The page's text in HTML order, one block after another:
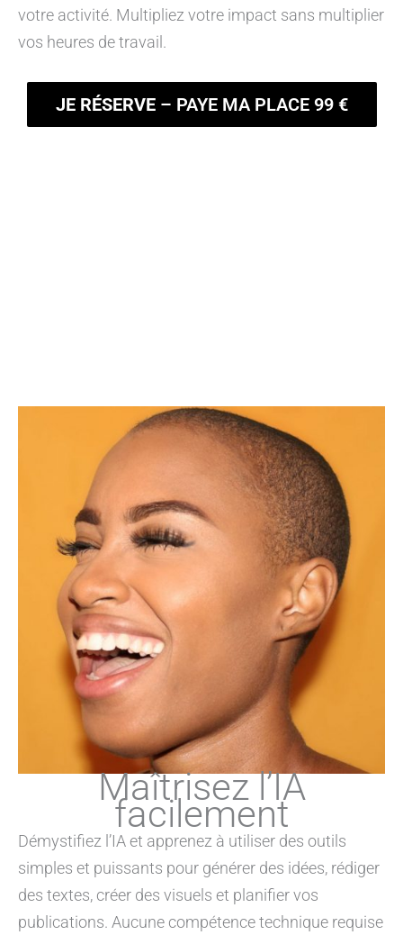
votre activité. Multipliez votre impact sans multiplier
vos heures de travail.
JE RÉSERVE – PAYE MA PLACE 99 €
Maîtrisez l’IA
facilement
Démystifiez l’IA et apprenez à utiliser des outils
simples et puissants pour générer des idées, rédiger
des textes, créer des visuels et planifier vos
publications. Aucune compétence technique requise